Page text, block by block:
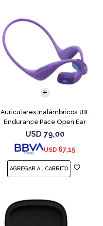
Auriculares Inalámbricos JBL
Endurance Pace Open Ear
Purpura
USD 79,00
USD 67,15